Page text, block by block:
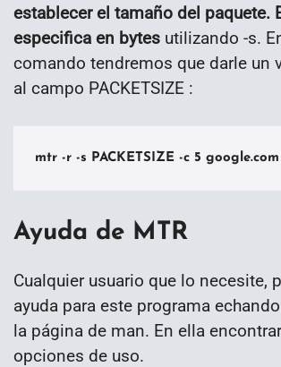
establecer el tamaño del paquete.
especifica en bytes utilizando -s.
comando tendremos que darle un
al campo PACKETSIZE :
mtr -r -s PACKETSIZE -c 5
Ayuda de MTR
Cualquier usuario que lo necesite,
ayuda para este programa
la página de man. En ella
opciones de uso.